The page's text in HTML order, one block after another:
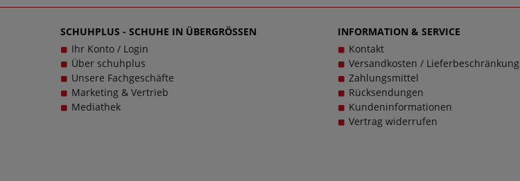
stets zu einem echten Trageerlebnis werden.
SCHUHPLUS - SCHUHE IN ÜBERGRÖSSEN
Ihr Konto / Login
Über schuhplus
Unsere Fachgeschäfte
Marketing & Vertrieb
Mediathek
INFORMATION & SERVICE
Kontakt
Versandkosten / Lieferbeschränkung
Zahlungsmittel
Rücksendungen
Kundeninformationen
Vertrag widerrufen